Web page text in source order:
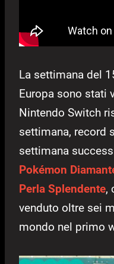
La settimana del
Europa sono stati
Nintendo Switch
settimana, record
settimana
Pokémon
Perla Splendente,
venduto oltre sei
mondo nel primo